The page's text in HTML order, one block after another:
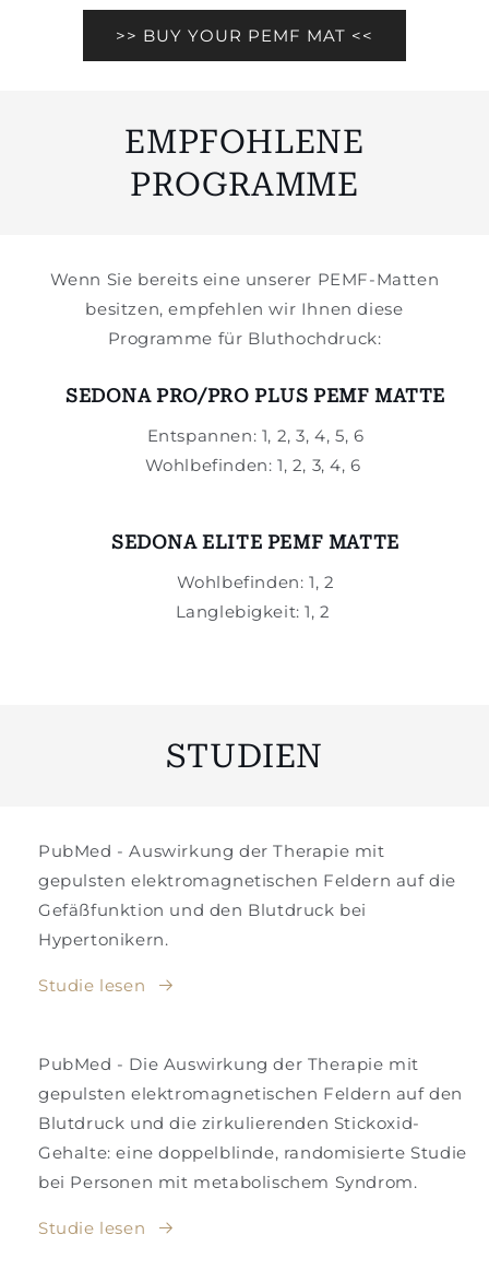
>> BUY YOUR PEMF MAT <<
EMPFOHLENE
PROGRAMME
Wenn Sie bereits eine unserer PEMF-Matten
besitzen, empfehlen wir Ihnen diese
Programme für Bluthochdruck:
SEDONA PRO/PRO PLUS PEMF MATTE
Entspannen: 1, 2, 3, 4, 5, 6
Wohlbefinden: 1, 2, 3, 4, 6
SEDONA ELITE PEMF MATTE
Wohlbefinden: 1, 2
Langlebigkeit: 1, 2
STUDIEN
PubMed - Auswirkung der Therapie mit
gepulsten elektromagnetischen Feldern auf die
Gefäßfunktion und den Blutdruck bei
Hypertonikern.
Studie lesen
PubMed - Die Auswirkung der Therapie mit
gepulsten elektromagnetischen Feldern auf den
Blutdruck und die zirkulierenden Stickoxid-
Gehalte: eine doppelblinde, randomisierte Studie
bei Personen mit metabolischem Syndrom.
Studie lesen